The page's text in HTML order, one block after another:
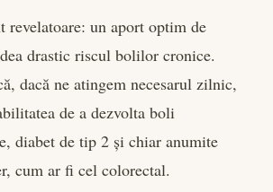
revelatoare: un aport optim de
drastic riscul bolilor cronice.
dacă ne atingem necesarul zilnic,
de a dezvolta boli
diabet de tip 2 și chiar anumite
cum ar fi cel colorectal.